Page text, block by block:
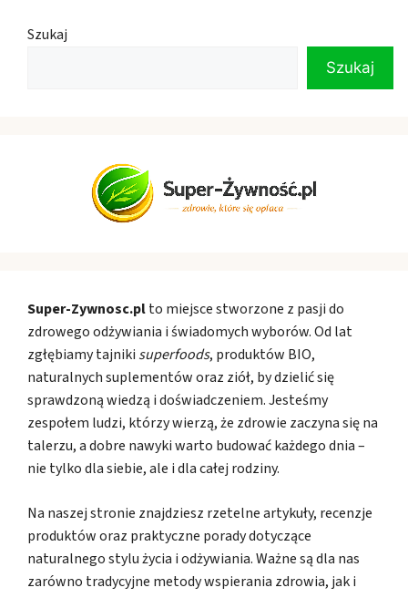
Szukaj
Szukaj
Super-Zywnosc.plto miejsce stworzone z pasji do
zdrowego odżywiania i świadomych wyborów. Od lat
zgłębiamy tajniki superfoods, produktów BIO,
naturalnych suplementów oraz ziół, by dzielić się
sprawdzoną wiedzą i doświadczeniem. Jesteśmy
zespołem ludzi, którzy wierzą, że zdrowie zaczyna się na
talerzu, a dobre nawyki warto budować każdego dnia –
nie tylko dla siebie, ale i dla całej rodziny.
Na naszej stronie znajdziesz rzetelne artykuły, recenzje
produktów oraz praktyczne porady dotyczące
naturalnego stylu życia i odżywiania. Ważne są dla nas
zarówno tradycyjne metody wspierania zdrowia, jak i